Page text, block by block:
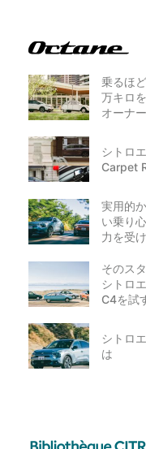
乗るほ
万キロ
オーナ
シトロ
Carpet
実用的
い乗り
力を受
そのス
シトロ
C4を試
シトロ
は